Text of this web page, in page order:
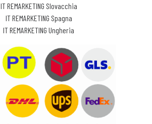
IT REMARKETING Slovacchia
IT REMARKETING Spagna
IT REMARKETING Ungheria